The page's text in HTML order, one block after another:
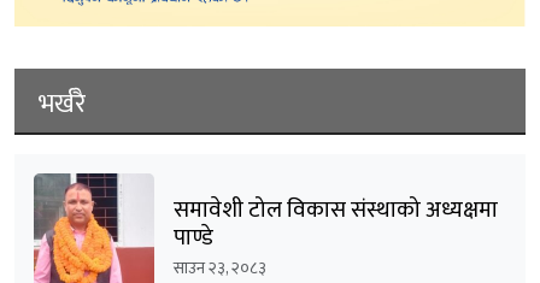
भर्खरै
समावेशी टोल विकास संस्थाको अध्यक्षमा
पाण्डे
साउन २३, २०८३